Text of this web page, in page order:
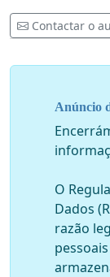
Contactar o
Anúncio
O
Dados
razão